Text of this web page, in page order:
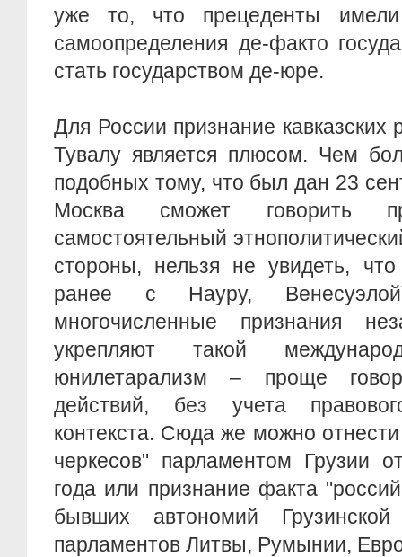
уже то, что прецеденты
самоопределения де-факто
стать государством де-юре.
Для России признание кавказских
Тувалу является плюсом. Чем
подобных тому, что был дан 23
Москва сможет говорить
самостоятельный
стороны, нельзя не увидеть,
ранее с Науру,
многочисленные признания
укрепляют такой
юнилетарализм – проще
действий, без учета
контекста. Сюда же можно
черкесов" парламентом Грузии
года или признание факта
бывших автономий
парламентов Литвы, Румынии,